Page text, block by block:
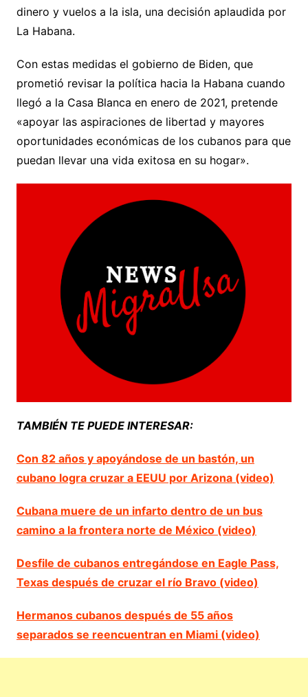
dinero y vuelos a la isla, una decisión aplaudida por
La Habana.
Con estas medidas el gobierno de Biden, que
prometió revisar la política hacia la Habana cuando
llegó a la Casa Blanca en enero de 2021, pretende
«apoyar las aspiraciones de libertad y mayores
oportunidades económicas de los cubanos para que
puedan llevar una vida exitosa en su hogar».
TAMBIÉN TE PUEDE INTERESAR:
Con 82 años y apoyándose de un bastón, un
cubano logra cruzar a EEUU por Arizona (video)
Cubana muere de un infarto dentro de un bus
camino a la frontera norte de México (video)
Desfile de cubanos entregándose en Eagle Pass,
Texas después de cruzar el río Bravo (video)
Hermanos cubanos después de 55 años
separados se reencuentran en Miami (video)